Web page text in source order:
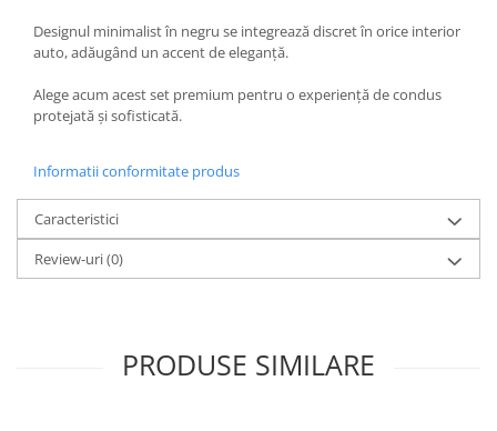
Designul minimalist în negru se integrează discret în orice interior
auto, adăugând un accent de eleganță.
Alege acum acest set premium pentru o experiență de condus
protejată și sofisticată.
Informatii conformitate produs
Caracteristici
Review-uri(0)
PRODUSE SIMILARE